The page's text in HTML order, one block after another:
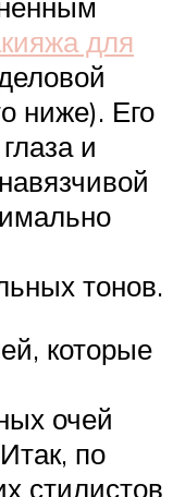
для
ниже). Его
и
тонов.
которые
очей
по
стилистов